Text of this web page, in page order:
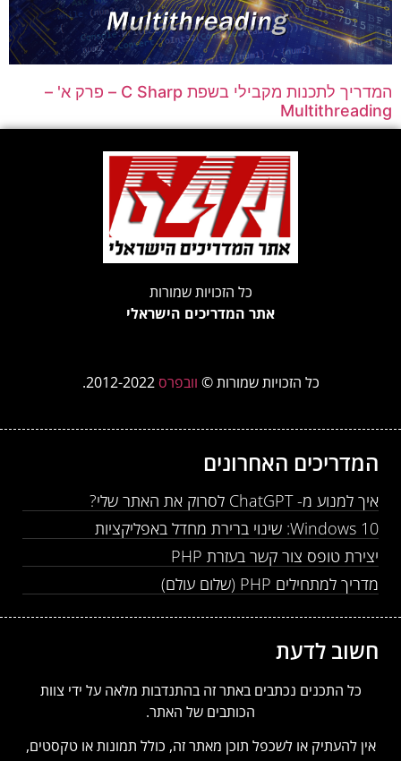
המדריך לתכנות מקבילי בשפת C Sharp – פרק א' –
Multithreading
כל הזכויות שמורות
אתר המדריכים הישראלי
כל הזכויות שמורות © וובפרס 2012-2022.
המדריכים האחרונים
איך למנוע מ- ChatGPT לסרוק את האתר שלי?
Windows 10: שינוי ברירת מחדל באפליקציות
יצירת טופס צור קשר בעזרת PHP
מדריך למתחילים PHP (שלום עולם)
חשוב לדעת
כל התכנים נכתבים באתר זה בהתנדבות מלאה על ידי צוות
הכותבים של האתר.
אין להעתיק או לשכפל תוכן מאתר זה, כולל תמונות או טקסטים,